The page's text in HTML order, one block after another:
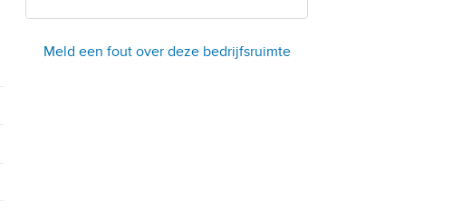
Meld een fout over deze bedrijfsruimte